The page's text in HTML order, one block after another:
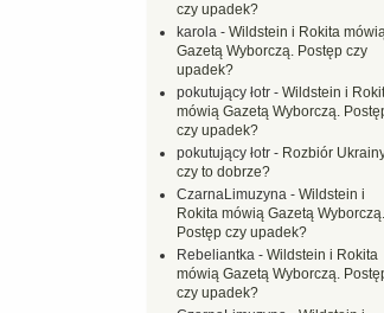
czy upadek?
karola - Wildstein i Rokita
Gazetą Wyborczą. Postęp czy
upadek?
pokutujący łotr - Wildstein i
mówią Gazetą Wyborczą.
czy upadek?
pokutujący łotr - Rozbiór
czy to dobrze?
CzarnaLimuzyna - Wildstein i
Rokita mówią Gazetą Wyborczą.
Postęp czy upadek?
Rebeliantka - Wildstein i Rokita
mówią Gazetą Wyborczą.
czy upadek?